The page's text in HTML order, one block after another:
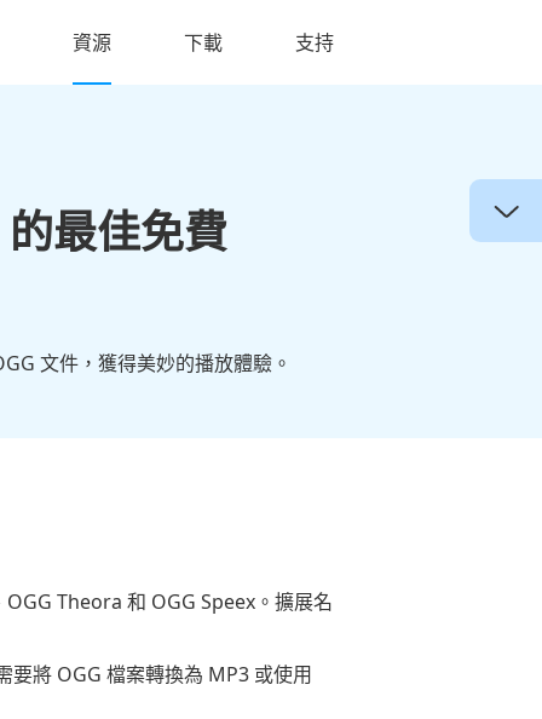
資源 下載 支持
最佳免費
文件，獲得美妙的播放體驗。
Theora 和 OGG Speex。擴展名
將 OGG 檔案轉換為 MP3 或使用